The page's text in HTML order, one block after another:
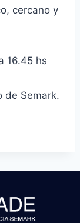
cercano y
16.45 hs
de Semark.